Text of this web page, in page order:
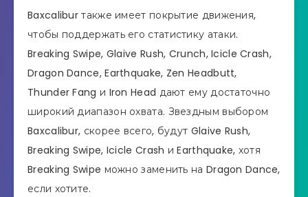
Baxcalibur также имеет покрытие движения,
чтобы поддержать его статистику атаки.
Breaking Swipe, Glaive Rush, Crunch, Icicle Crash,
Dragon Dance, Earthquake, Zen Headbutt,
Thunder Fang и Iron Head дают ему достаточно
широкий диапазон охвата. Звездным выбором
Baxcalibur, скорее всего, будут Glaive Rush,
Breaking Swipe, Icicle Crash и Earthquake, хотя
Breaking Swipe можно заменить на Dragon Dance,
если хотите.